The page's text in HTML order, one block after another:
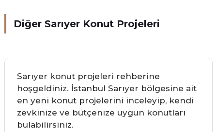
Diğer Sarıyer Konut Projeleri
Sarıyer konut projeleri rehberine
hoşgeldiniz. İstanbul Sarıyer bölgesine ait
en yeni konut projelerini inceleyip, kendi
zevkinize ve bütçenize uygun konutları
bulabilirsiniz.